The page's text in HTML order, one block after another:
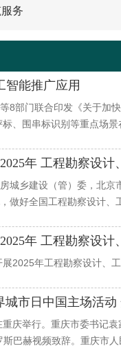
务
智能推广应用
8部门联合印发《关于加
、围串标识别等重点场
年 工程勘察设
城乡建设（管）委，北
做好全国工程勘察设计
年 工程勘察设
2025年工程勘察设计、
城市日中国主场活
庆举行。重庆市委书记
斯巴赫视频致辞。重庆市